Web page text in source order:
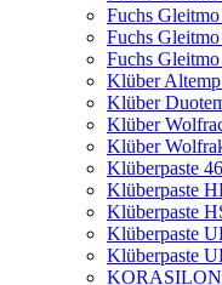
Fuchs
Fuchs
Fuchs
Klüber
Klüber
Klüber
Klüber
Klüberpaste
Klüberpaste
Klüberpaste
Klüberpaste
Klüberpaste
KORASILON